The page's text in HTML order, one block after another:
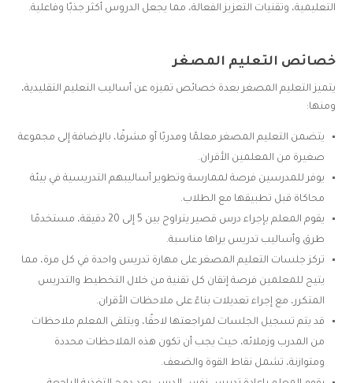
التعليمية، وتقنيات التعزيز الفعالة، مما يجعل الدروس أكثر جذبًا وفاعلية.
خصائص التعليم المصغر
يتميز التعليم المصغر بعدة خصائص تميزه عن أساليب التعليم التقليدية،
ومنها:
يتضمن التعليم المصغر معلمًا ومدربًا أو مشرفًا، بالإضافة إلى مجموعة
صغيرة من المعلمين الأقران.
يوفر للمدرسين فرصة لممارسة وتطوير أساليبهم التدريسية في بيئة
محاكاة قبل تطبيقها مع الطلاب.
يقوم المعلم بإجراء درس قصير يتراوح بين 5 إلى 20 دقيقة، مستخدمًا
طرق وأساليب تدريس يراها مناسبة.
تركز جلسات التعليم المصغر على مهارة تدريس واحدة في كل مرة، مما
يتيح للمعلمين فرصة إتقان كل تقنية من خلال التخطيط والتدريس
المتكرر، مع إجراء تعديلات بناءً على ملاحظات الأقران.
قد يتم تسجيل الجلسات لمراجعتها لاحقًا، ويتلقى المعلم ملاحظات
من المدرب وزملائه، حيث يجب أن تكون هذه الملاحظات محددة
ومتوازنة، تشمل نقاط القوة والضعف.